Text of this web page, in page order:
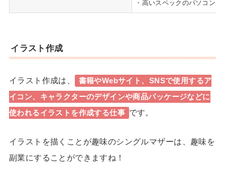
・高いスペックのパソコンが
イラスト作成
イラスト作成は、
書籍やWebサイト、SNSで使用するア
イコン、キャラクターのデザインや商品パッケージなどに
使われるイラストを作成する仕事 です。
イラストを描くことが趣味のシングルマザーは、趣味を
副業にすることができますね！